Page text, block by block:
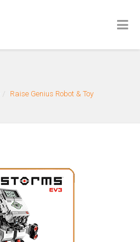
Raise Genius Robot & Toy